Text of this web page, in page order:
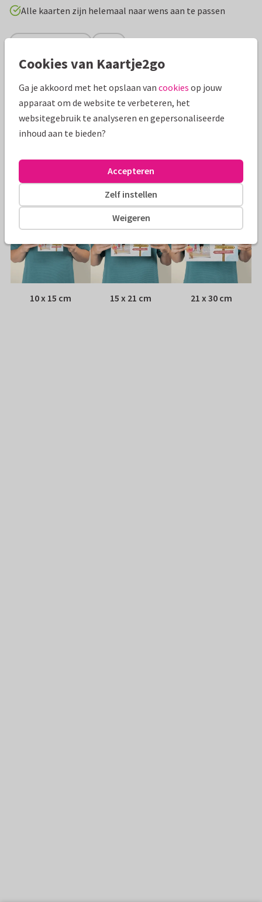
Alle kaarten zijn helemaal naar wens aan te passen
Vakantiekaarten ilse
Papiersoort: Kies uit 6 luxe papiersoorten
Envelop: Witte vensterenvelop
Adres: Achterop de kaart
Formaten
10 x 15 cm 15 x 21 cm 21 x 30 cm
Cookies van Kaartje2go
Ga je akkoord met het opslaan van cookies op jouw
apparaat om de website te verbeteren, het
websitegebruik te analyseren en gepersonaliseerde
inhoud aan te bieden?
Weigeren
Zelf instellen
Accepteren